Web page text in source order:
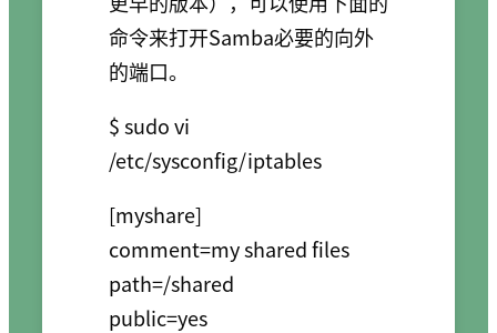
命令来打开Samba必要的向外
的端口。
$ sudo vi
[myshare]
comment=my shared files
path=/shared
public=yes